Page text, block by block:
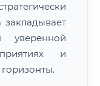
уверенной
и